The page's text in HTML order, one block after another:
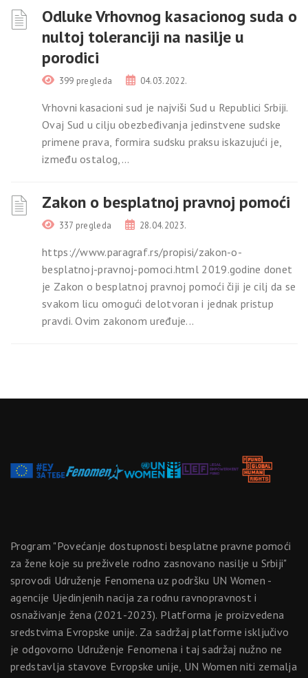
Odluke Vrhovnog kasacionog suda o
nultoj toleranciji na nasilje u
porodici
399 pregleda 04.03.2022.
Vrhovni kasacioni sud je najviši Sud u Republici Srbiji.
Ovaj Sud u cilju obezbeđivanja jedinstvene sudske
primene prava, formira sudsku praksu iskazujući je,
između ostalog,...
Zakon o besplatnoj pravnoj pomoći
337 pregleda 28.04.2023.
https://www.paragraf.rs/propisi/zakon-o-
besplatnoj-pravnoj-pomoci.html 2019.godine donet
je Zakon o besplatnoj pravnoj pomoći čiji je cilj da se
svakom licu omogući delotvoran i jednak pristup
pravdi. Ovim zakonom uređuje...
Program "Povećanje dostupnosti besplatne pravne pomoći
za žene koje su preživele rodno zasnovano nasilje u Srbiji"
sprovodi Udruženje Fenomena uz podršku UN Women -
agencije Ujedinjenih nacija za rodnu ravnopravnost i
osnaživanje žena (2021-2023). Platforma je proizvedena
sredstvima Evropske unije. Za sadržaj platforme isključivo
je odgovorno Udruženje Fenomena i taj sadržaj nužno ne
predstavlja stavove Evropske unije, UN Women niti zemalja